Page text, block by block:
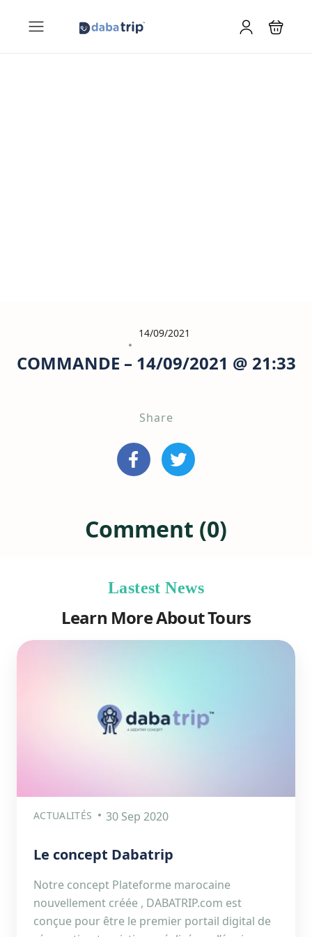
14/09/2021
COMMANDE – 14/09/2021 @ 21:33
Share
Comment (0)
Lastest News
Learn More About Tours
ACTUALITÉS 30 Sep 2020
Le concept Dabatrip
Notre concept Plateforme marocaine
nouvellement créée , DABATRIP.com est
conçue pour être le premier portail digital de